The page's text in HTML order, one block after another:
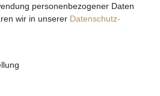
personenbezogener Daten
wir in unserer Daten­schutz­